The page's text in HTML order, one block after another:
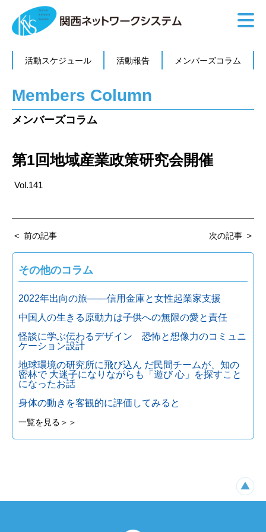
活動スケジュール 活動報告 メンバーズコラム
Members Column
メンバーズコラム
第1回地域産業政策研究会開催
Vol.141
＜ 前の記事 次の記事 ＞
その他のコラム
2022年出向の旅───信用金庫と女性起業家支援
中国人の生きる原動力は子供への無限の愛と責任
怪談に学ぶ伝わるデザイン 恐怖と想像力のコミュニ
ケーション設計
地球環境の研究所に飛び込ん だ民間チームが、知の
密林で 大迷子になりながらも「遊び 心」を探すこと
になったお話
身体の動きを客観的に評価してみると
一覧を見る＞＞